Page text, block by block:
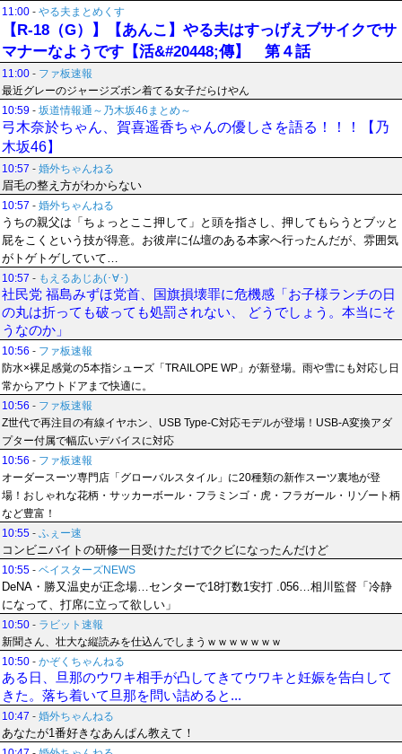
11:00 - やる夫まとめくす
【R-18（G）】【あんこ】やる夫はすっげえブサイクでサ
マナーなようです【活&#20448;傳】 第４話
11:00 - ファ板速報
最近グレーのジャージズボン着てる女子だらけやん
10:59 - 坂道情報通～乃木坂46まとめ～
弓木奈於ちゃん、賀喜遥香ちゃんの優しさを語る！！！【乃
木坂46】
10:57 - 婚外ちゃんねる
眉毛の整え方がわからない
10:57 - 婚外ちゃんねる
うちの親父は「ちょっとここ押して」と頭を指さし、押してもらうとブッと
屁をこくという技が得意。お彼岸に仏壇のある本家へ行ったんだが、雰囲気
がトゲトゲしていて…
10:57 - もえるあじあ(･∀･)
社民党 福島みずほ党首、国旗損壊罪に危機感「お子様ランチの日
の丸は折っても破っても処罰されない、 どうでしょう。本当にそ
うなのか」
10:56 - ファ板速報
防水×裸足感覚の5本指シューズ「TRAILOPE WP」が新登場。雨や雪にも対応し日
常からアウトドアまで快適に。
10:56 - ファ板速報
Z世代で再注目の有線イヤホン、USB Type-C対応モデルが登場！USB-A変換アダ
プター付属で幅広いデバイスに対応
10:56 - ファ板速報
オーダースーツ専門店「グローバルスタイル」に20種類の新作スーツ裏地が登
場！おしゃれな花柄・サッカーボール・フラミンゴ・虎・フラガール・リゾート柄
など豊富！
10:55 - ふぇー速
コンビニバイトの研修一日受けただけでクビになったんだけど
10:55 - ベイスターズNEWS
DeNA・勝又温史が正念場…センターで18打数1安打 .056…相川監督「冷静
になって、打席に立って欲しい」
10:50 - ラビット速報
新聞さん、壮大な縦読みを仕込んでしまうｗｗｗｗｗｗｗ
10:50 - かぞくちゃんねる
ある日、旦那のウワキ相手が凸してきてウワキと妊娠を告白して
きた。落ち着いて旦那を問い詰めると...
10:47 - 婚外ちゃんねる
あなたが1番好きなあんぱん教えて！